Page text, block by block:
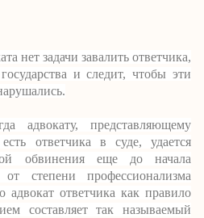
нет задачи завалить ответчика,
и следит, чтобы эти
адвокату, представляющему
ответчика в суде, удается
обвинения еще до начала
степени профессионализма
адвокат ответчика как правило
составляет так называемый